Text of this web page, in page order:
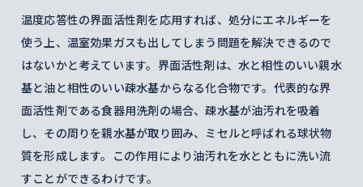
温度応答性の界面活性剤を応用すれば、処分にエネルギーを
使う上、温室効果ガスも出してしまう問題を解決できるので
はないかと考えています。界面活性剤は、水と相性のいい親水
基と油と相性のいい疎水基からなる化合物です。代表的な界
面活性剤である食器用洗剤の場合、疎水基が油汚れを吸着
し、その周りを親水基が取り囲み、ミセルと呼ばれる球状物
質を形成します。この作用により油汚れを水とともに洗い流
すことができるわけです。